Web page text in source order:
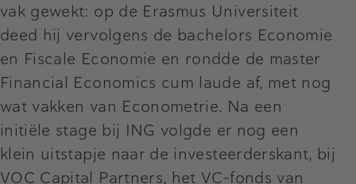
vak gewekt: op de Erasmus Universiteit
deed hij vervolgens de bachelors Economie
en Fiscale Economie en rondde de master
Financial Economics cum laude af, met nog
wat vakken van Econometrie. Na een
initiële stage bij ING volgde er nog een
klein uitstapje naar de investeerderskant, bij
VOC Capital Partners, het VC-fonds van